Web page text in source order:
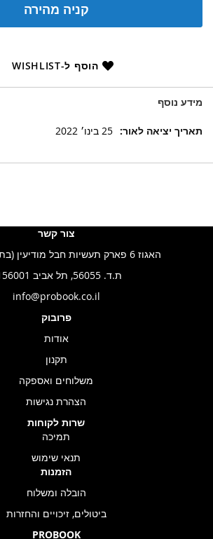
קניה מהירה
הוסף ל-WISHLIST
מידע נוסף
מידע
25 בינו׳ 2022
צור קשר
האגוז 6 פארק תעשיות חבל מודיעין (בתאום מראש)
ת.ד. 56055, תל אביב 6156001
info@probook.co.il
פרובוק
אודות
תקנון
משלוחים ואספקה
הצהרת נגישות
שרות לקוחות
תמיכה
תנאי שימוש
הזמנות
הובלה ומשלוח
ביטולים, זיכויים והחזרות
PROBOOK